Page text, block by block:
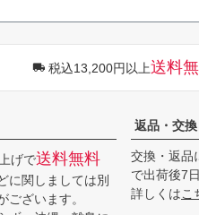
税込13,200円以上送料
げで送料無料
に関しましては別
ございます。
返品・交換
交換・返品
で出荷後7
詳しくはこ